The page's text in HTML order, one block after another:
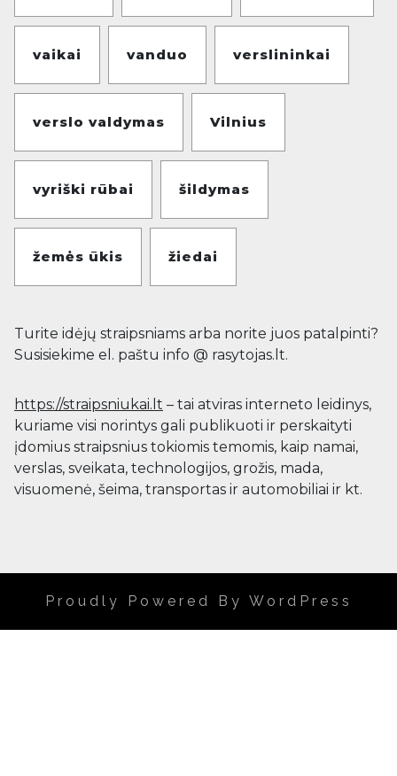
vaikai vanduo verslininkai
verslo valdymas Vilnius
vyriški rūbai šildymas
žemės ūkis žiedai
Turite idėjų straipsniams arba norite juos patalpinti?
Susisiekime el. paštu info @ rasytojas.lt.
https://straipsniukai.lt – tai atviras interneto leidinys,
kuriame visi norintys gali publikuoti ir perskaityti
įdomius straipsnius tokiomis temomis, kaip namai,
verslas, sveikata, technologijos, grožis, mada,
visuomenė, šeima, transportas ir automobiliai ir kt.
Proudly Powered By WordPress